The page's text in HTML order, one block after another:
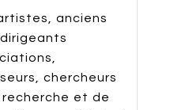
anciens
chercheurs
et de